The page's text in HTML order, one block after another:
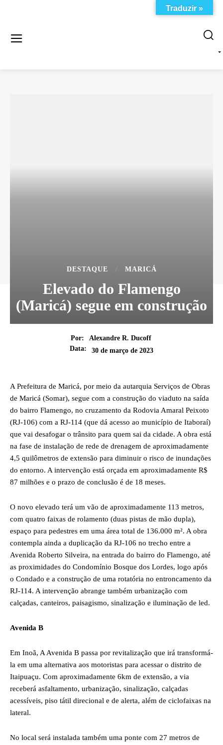
DESTAQUE MARICÁ
Elevado do Flamengo
(Maricá) segue em construção
Por:
Alexandre R. Ducoff
Data:
30 de março de 2023
A Prefeitura de Maricá, por meio da autarquia Serviços de Obras
de Maricá (Somar), segue com a construção do viaduto na saída
do bairro Flamengo, no cruzamento da Rodovia Amaral Peixoto
(RJ-106) com a RJ-114 (que dá acesso ao município de Itaboraí)
que vai desafogar o trânsito para quem sai da cidade. A obra está
na fase de instalação de rede de drenagem de aproximadamente
4,5 quilômetros de extensão para diminuir o risco de inundações
do entorno. A intervenção está orçada em aproximadamente R$
87 milhões e o prazo de conclusão é de 18 meses.
O novo elevado terá um vão de aproximadamente 113 metros,
com quatro faixas de rolamento (duas pistas de mão dupla),
espaço para pedestres em uma área total de 136.000 m². A obra
contempla ainda a duplicação da RJ-106 no trecho entre a
Avenida Roberto Silveira, na entrada do bairro do Flamengo, até
as proximidades do Condomínio Bosque dos Lordes, logo após
o Condado e a construção de uma rotatória no entroncamento da
RJ-114. A intervenção abrange também urbanização com
calçadas, canteiros, paisagismo, sinalização e iluminação de led.
Avenida B
Em Inoã, A Avenida B passa por revitalização que irá transformá-
la em uma alternativa aos motoristas para acessar o distrito de
Itaipuaçu. Com aproximadamente 6km de extensão, a via
receberá asfaltamento, urbanização, sinalização, calçadas
acessíveis, piso tátil direcional e de alerta, além de ciclofaixas na
lateral.
No local será instalada também uma ponte com 27 metros de
Traduzir »